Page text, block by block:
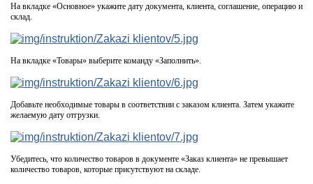
На вкладке «Основное» укажите дату документа, клиента, соглашение, операцию и
склад.
На вкладке «Товары» выберите команду «Заполнить».
Добавьте необходимые товары в соответствии с заказом клиента. Затем укажите
желаемую дату отгрузки.
Убедитесь, что количество товаров в документе «Заказ клиента» не превышает
количество товаров, которые присутствуют на складе.